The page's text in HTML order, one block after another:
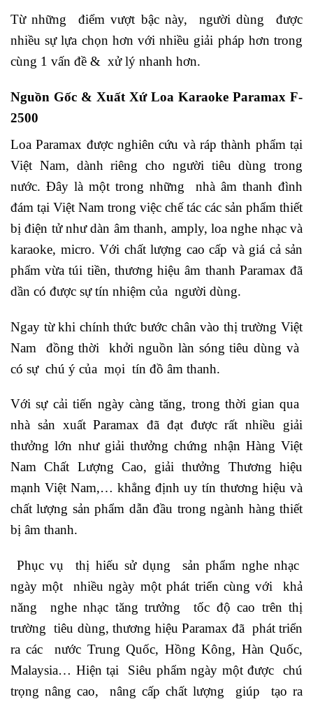
Từ những điểm vượt bậc này, người dùng được
nhiều sự lựa chọn hơn với nhiều giải pháp hơn trong
cùng 1 vấn đề & xử lý nhanh hơn.
Nguồn Gốc & Xuất Xứ Loa Karaoke Paramax F-
2500
Loa Paramax được nghiên cứu và ráp thành phẩm tại
Việt Nam, dành riêng cho người tiêu dùng trong
nước. Đây là một trong những nhà âm thanh đình
đám tại Việt Nam trong việc chế tác các sản phẩm thiết
bị điện tử như dàn âm thanh, amply, loa nghe nhạc và
karaoke, micro. Với chất lượng cao cấp và giá cả sản
phẩm vừa túi tiền, thương hiệu âm thanh Paramax đã
dần có được sự tín nhiệm của người dùng.
Ngay từ khi chính thức bước chân vào thị trường Việt
Nam đồng thời khởi nguồn làn sóng tiêu dùng và
có sự chú ý của mọi tín đồ âm thanh.
Với sự cải tiến ngày càng tăng, trong thời gian qua
nhà sản xuất Paramax đã đạt được rất nhiều giải
thưởng lớn như giải thưởng chứng nhận Hàng Việt
Nam Chất Lượng Cao, giải thưởng Thương hiệu
mạnh Việt Nam,… khẳng định uy tín thương hiệu và
chất lượng sản phẩm dẫn đầu trong ngành hàng thiết
bị âm thanh.
Phục vụ thị hiếu sử dụng sản phẩm nghe nhạc
ngày một nhiều ngày một phát triển cùng với khả
năng nghe nhạc tăng trưởng tốc độ cao trên thị
trường tiêu dùng, thương hiệu Paramax đã phát triển
ra các nước Trung Quốc, Hồng Kông, Hàn Quốc,
Malaysia… Hiện tại Siêu phẩm ngày một được chú
trọng nâng cao, nâng cấp chất lượng giúp tạo ra